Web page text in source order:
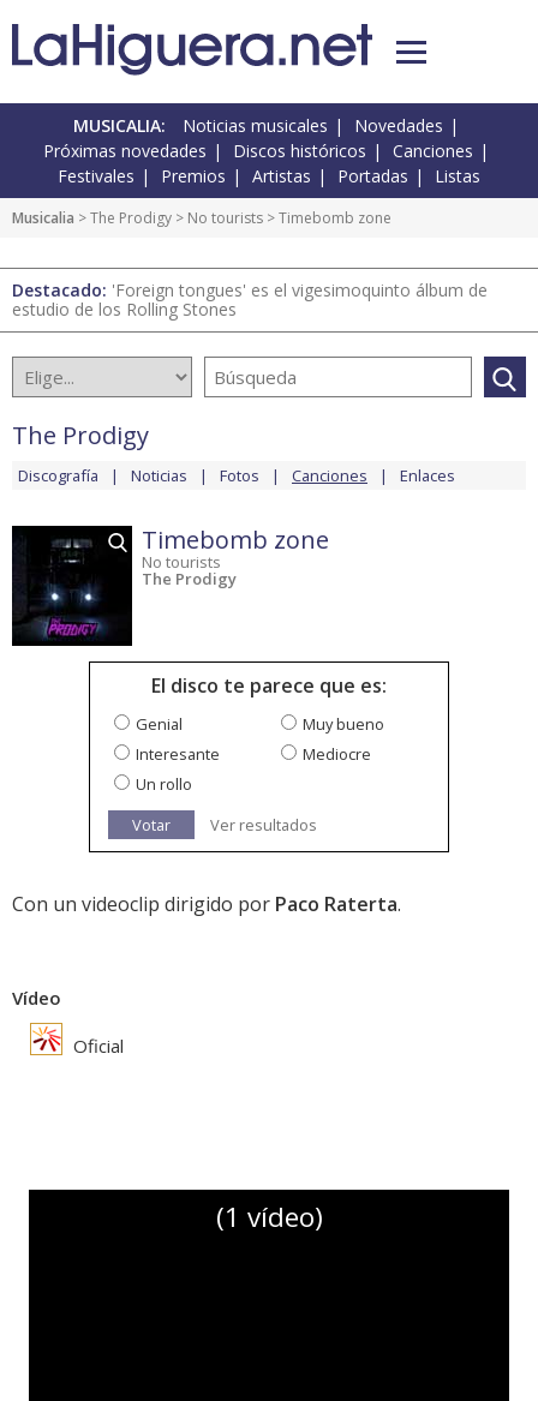
MUSICALIA: Noticias musicales
Novedades
Próximas novedades
Discos históricos
Canciones
Festivales
Premios Artistas Portadas Listas
Musicalia >The Prodigy > No tourists > Timebomb zone
Destacado: 'Foreign tongues' es el vigesimoquinto álbum de
estudio de los Rolling Stones
The Prodigy
Discografía Noticias Fotos Canciones Enlaces
Timebomb zone
No tourists
The Prodigy
El disco te parece que es:
Genial
Muy bueno
Interesante
Mediocre
Un rollo
Votar
Ver resultados
Con un videoclip dirigido por Paco Raterta.
Vídeo
Oficial
(1 vídeo)